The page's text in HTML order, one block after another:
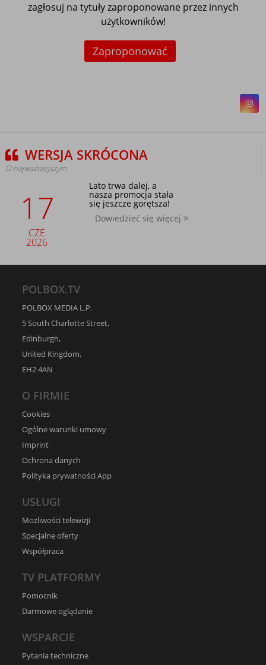
zagłosuj na tytuły zaproponowane przez innych
użytkowników!
Zaproponować
WERSJA SKRÓCONA
O najważniejszym
17
CZE
2026
Lato trwa dalej, a
nasza promocja stała
się jeszcze gorętsza!
Dowiedzieć się więcej
POLBOX.TV
POLBOX MEDIA L.P.
5 South Charlotte Street,
Edinburgh,
United Kingdom,
EH2 4AN
O FIRMIE
Cookies
Ogólne warunki umowy
Imprint
Ochrona danych
Polityka prywatności App
USŁUGI
Możliwości telewizji
Specjalne oferty
Współpraca
TV PLATFORMY
Pomocnik
Darmowe oglądanie
WSPARCIE
Pytania techniczne